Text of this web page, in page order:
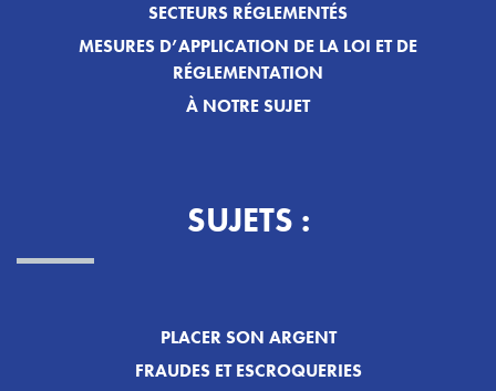
SECTEURS RÉGLEMENTÉS
MESURES D’APPLICATION DE LA LOI ET DE
RÉGLEMENTATION
À NOTRE SUJET
SUJETS :
PLACER SON ARGENT
FRAUDES ET ESCROQUERIES